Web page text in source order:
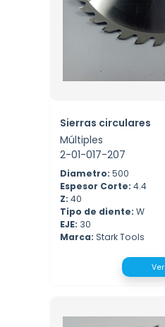
Sierras circulares
Múltiples
2-01-017-207
Diametro: 500
Espesor Corte: 4.4
Z: 40
Tipo de diente: W
EJE: 30
Marca: Stark Tools
Ver